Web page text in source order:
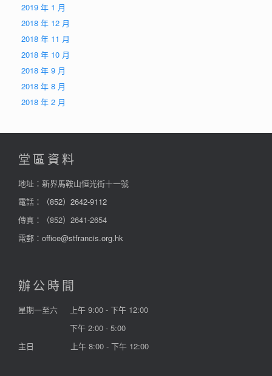
2019 年 1 月
2018 年 12 月
2018 年 11 月
2018 年 10 月
2018 年 9 月
2018 年 8 月
2018 年 2 月
堂區資料
地址：新界馬鞍山恒光街十一號
電話：
（852）2642-9112
傳真：（852）2641-2654
電郵： office@stfrancis.org.hk
辦公時間
星期一至六
上午 9:00 - 下午 12:00
下午 2:00 - 5:00
主日
上午 8:00 - 下午 12:00